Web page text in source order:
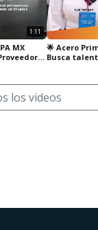
1:11
MX
🌟 Acero
Busca
los videos